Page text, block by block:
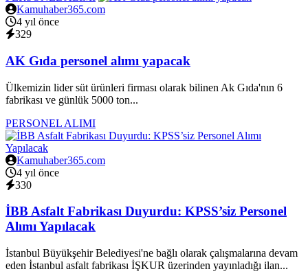
Kamuhaber365.com
4 yıl önce
329
AK Gıda personel alımı yapacak
Ülkemizin lider süt ürünleri firması olarak bilinen Ak Gıda'nın 6
fabrikası ve günlük 5000 ton...
PERSONEL ALIMI
Kamuhaber365.com
4 yıl önce
330
İBB Asfalt Fabrikası Duyurdu: KPSS’siz Personel
Alımı Yapılacak
İstanbul Büyükşehir Belediyesi'ne bağlı olarak çalışmalarına devam
eden İstanbul asfalt fabrikası İŞKUR üzerinden yayınladığı ilan...